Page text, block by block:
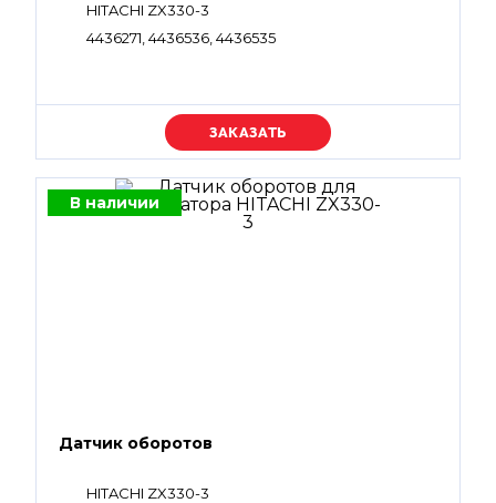
HITACHI ZX330-3
4436271, 4436536, 4436535
Уточняйте цену
В наличии
Датчик оборотов
HITACHI ZX330-3